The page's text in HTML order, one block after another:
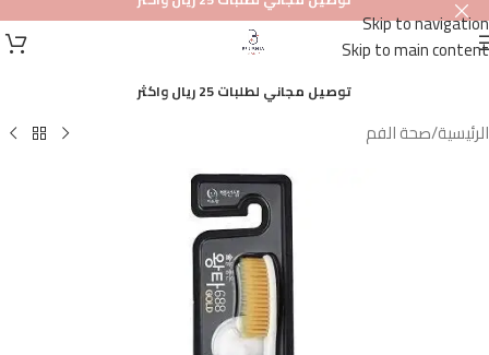
Skip to navigation
Skip to main content
توصيل مجاني لطلبات 25 ريال واكثر
الرئيسية/صحة الفم